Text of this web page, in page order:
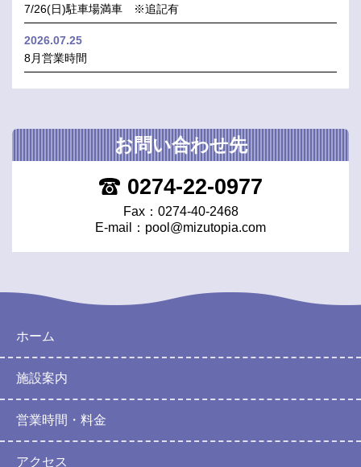
7/26(日)駐車場満車 ※追記有
2026.07.25
8月営業時間
お問い合わせ先
0274-22-0977
Fax：0274-40-2468
E-mail： pool@mizutopia.com
ホーム
施設案内
営業時間・料金
アクセス